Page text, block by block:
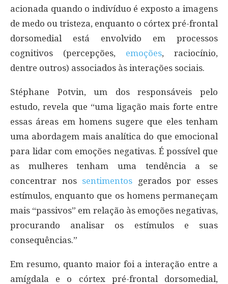
acionada quando o indivíduo é exposto a imagens
de medo ou tristeza, enquanto o córtex pré-frontal
dorsomedial está envolvido em processos
cognitivos (percepções, emoções, raciocínio,
dentre outros) associados às interações sociais.
Stéphane Potvin, um dos responsáveis pelo
estudo, revela que “uma ligação mais forte entre
essas áreas em homens sugere que eles tenham
uma abordagem mais analítica do que emocional
para lidar com emoções negativas. É possível que
as mulheres tenham uma tendência a se
concentrar nos sentimentos gerados por esses
estímulos, enquanto que os homens permaneçam
mais “passivos” em relação às emoções negativas,
procurando analisar os estímulos e suas
consequências.”
Em resumo, quanto maior foi a interação entre a
amígdala e o córtex pré-frontal dorsomedial,